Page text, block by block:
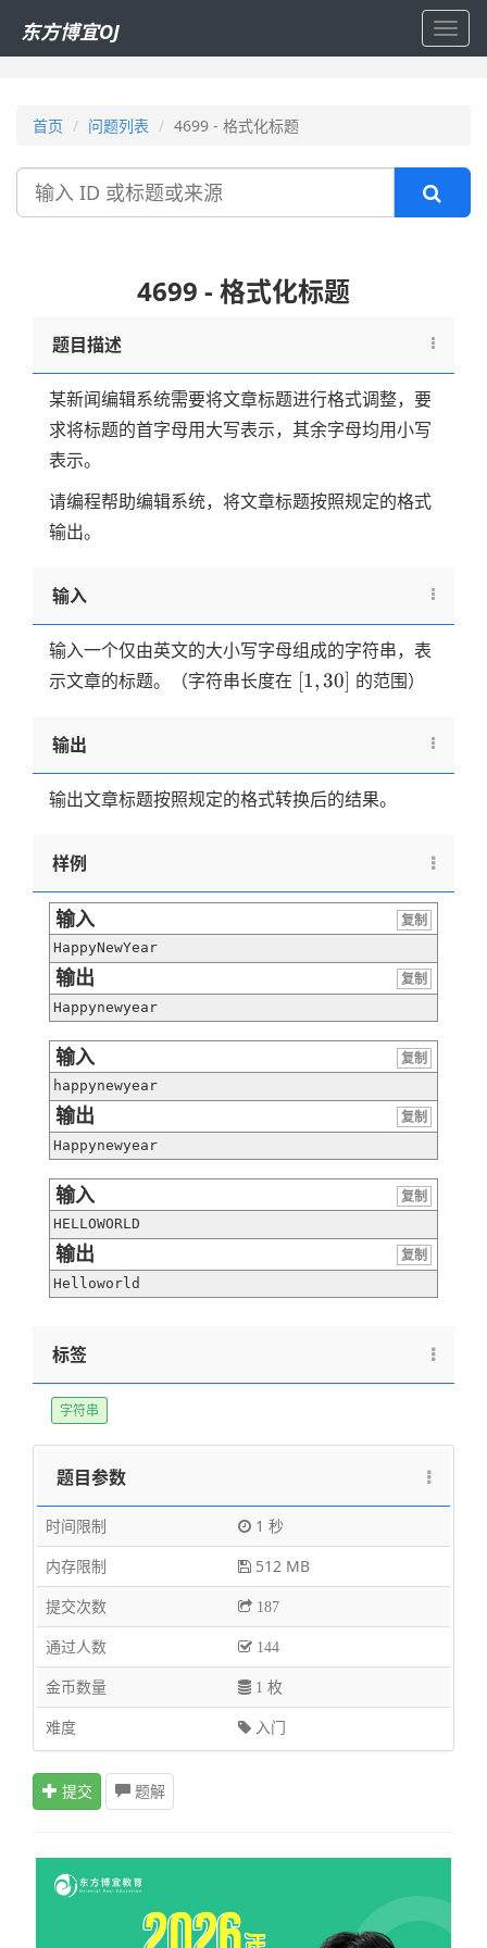
东方博宜OJ
首页 问题列表 4699 - 格式化标题
搜
4699 - 格式化标题
题目描述
某新闻编辑系统需要将文章标题进行格式调整，要
求将标题的首字母用大写表示，其余字母均用小写
表示。
请编程帮助编辑系统，将文章标题按照规定的格式
输出。
输入
输入一个仅由英文的大小写字母组成的字符串，表
示文章的标题。（字符串长度在 [1,
[1,30] 的范围）
输出
输出文章标题按照规定的格式转换后的结果。
样例
输入
复制
HappyNewYear
输出
复制
Happynewyear
输入
复制
happynewyear
输出
复制
Happynewyear
输入
复制
HELLOWORLD
输出
复制
Helloworld
标签
字符串
题目参数
时间限制
1 秒
内存限制
512 MB
提交次数
187
通过人数 144
金币数量 1 枚
难度 入门
提交 题解